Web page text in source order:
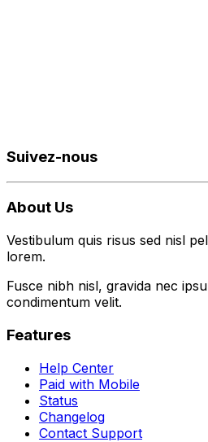
Suivez-nous
About Us
Vestibulum quis risus sed nisl
lorem.
Fusce nibh nisl, gravida nec
condimentum velit.
Features
Help Center
Paid with Mobile
Status
Changelog
Contact Support